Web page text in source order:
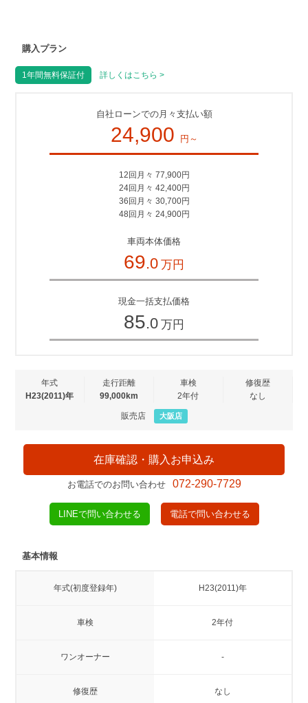
購入プラン
1年間無料保証付 詳しくはこちら >
自社ローンでの月々支払い額
24,900 円～
12回月々 77,900円
24回月々 42,400円
36回月々 30,700円
48回月々 24,900円
車両本体価格
69.0 万円
現金一括支払価格
85.0 万円
年式
H23(2011)年
走行距離
99,000km
車検
2年付
修復歴
なし
販売店 大阪店
在庫確認・購入お申込み
お電話でのお問い合わせ 072-290-7729
LINEで問い合わせる 電話で問い合わせる
基本情報
年式(初度登録年) H23(2011)年
車検 2年付
ワンオーナー -
修復歴 なし